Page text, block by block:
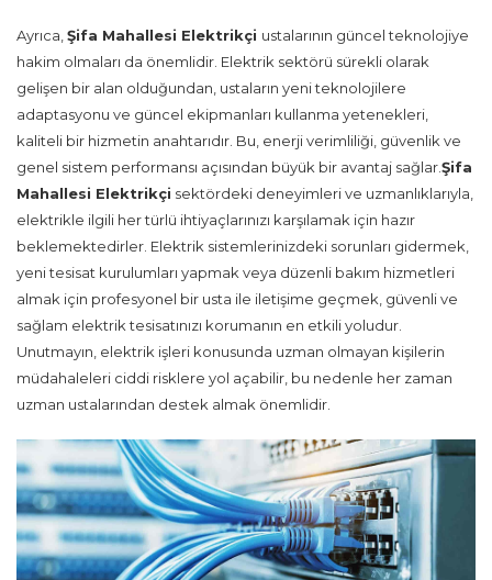
Ayrıca, Şifa Mahallesi Elektrikçi ustalarının güncel teknolojiye
hakim olmaları da önemlidir. Elektrik sektörü sürekli olarak
gelişen bir alan olduğundan, ustaların yeni teknolojilere
adaptasyonu ve güncel ekipmanları kullanma yetenekleri,
kaliteli bir hizmetin anahtarıdır. Bu, enerji verimliliği, güvenlik ve
genel sistem performansı açısından büyük bir avantaj sağlar.Şifa
Mahallesi Elektrikçi sektördeki deneyimleri ve uzmanlıklarıyla,
elektrikle ilgili her türlü ihtiyaçlarınızı karşılamak için hazır
beklemektedirler. Elektrik sistemlerinizdeki sorunları gidermek,
yeni tesisat kurulumları yapmak veya düzenli bakım hizmetleri
almak için profesyonel bir usta ile iletişime geçmek, güvenli ve
sağlam elektrik tesisatınızı korumanın en etkili yoludur.
Unutmayın, elektrik işleri konusunda uzman olmayan kişilerin
müdahaleleri ciddi risklere yol açabilir, bu nedenle her zaman
uzman ustalarından destek almak önemlidir.